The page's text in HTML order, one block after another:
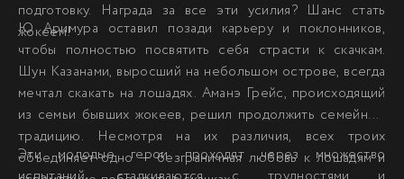
подготовку. Награда за все эти усилия? Шанс стать
жокеем!
Ю Аримура оставил позади карьеру и поклонников,
чтобы полностью посвятить себя страсти к скачкам.
Шун Казанами, выросший на небольшом острове, всегда
мечтал скакать на лошадях. Аманэ Грейс, происходящий
из семьи бывших жокеев, решил продолжить семейную
традицию. Несмотря на их различия, всех троих
объединяет одно — безграничная любовь к лошадям и
Эти молодые герои проходят через множество